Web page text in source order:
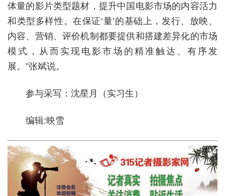
体量的影片类型题材，提升中国电影市场的内容活力
和类型多样性。在保证‘量’的基础上，发行、放映、
内容、营销、评价机制都要提供和搭建差异化的市场
模式，从而实现电影市场的精准触达、有序发
展。”张斌说。
参与采写：沈星月（实习生）
编辑:映雪